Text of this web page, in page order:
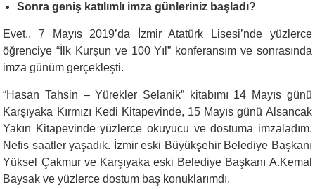
Sonra geniş katılımlı imza günleriniz başladı?
Evet.. 7 Mayıs 2019’da İzmir Atatürk Lisesi’nde yüzlerce
öğrenciye “İlk Kurşun ve 100 Yıl” konferansım ve sonrasında
imza günüm gerçekleşti.
“Hasan Tahsin – Yürekler Selanik” kitabımı 14 Mayıs günü
Karşıyaka Kırmızı Kedi Kitapevinde, 15 Mayıs günü Alsancak
Yakın Kitapevinde yüzlerce okuyucu ve dostuma imzaladım.
Nefis saatler yaşadık. İzmir eski Büyükşehir Belediye Başkanı
Yüksel Çakmur ve Karşıyaka eski Belediye Başkanı A.Kemal
Baysak ve yüzlerce dostum baş konuklarımdı.